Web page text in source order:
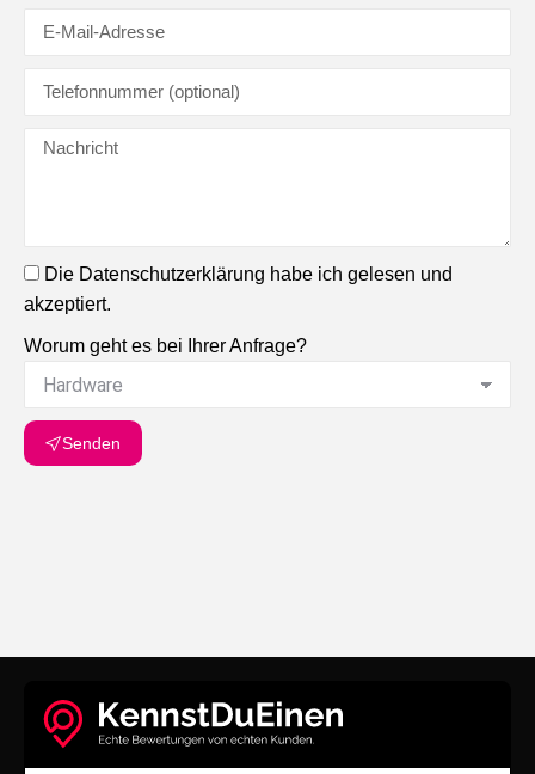
Die Datenschutzerklärung habe ich gelesen und
akzeptiert.
Worum geht es bei Ihrer Anfrage?
Senden